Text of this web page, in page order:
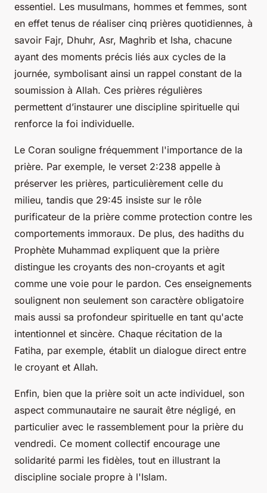
essentiel. Les musulmans, hommes et femmes, sont
en effet tenus de réaliser cinq prières quotidiennes, à
savoir Fajr, Dhuhr, Asr, Maghrib et Isha, chacune
ayant des moments précis liés aux cycles de la
journée, symbolisant ainsi un rappel constant de la
soumission à Allah. Ces prières régulières
permettent d’instaurer une discipline spirituelle qui
renforce la foi individuelle.
Le Coran souligne fréquemment l'importance de la
prière. Par exemple, le verset 2:238 appelle à
préserver les prières, particulièrement celle du
milieu, tandis que 29:45 insiste sur le rôle
purificateur de la prière comme protection contre les
comportements immoraux. De plus, des hadiths du
Prophète Muhammad expliquent que la prière
distingue les croyants des non-croyants et agit
comme une voie pour le pardon. Ces enseignements
soulignent non seulement son caractère obligatoire
mais aussi sa profondeur spirituelle en tant qu'acte
intentionnel et sincère. Chaque récitation de la
Fatiha, par exemple, établit un dialogue direct entre
le croyant et Allah.
Enfin, bien que la prière soit un acte individuel, son
aspect communautaire ne saurait être négligé, en
particulier avec le rassemblement pour la prière du
vendredi. Ce moment collectif encourage une
solidarité parmi les fidèles, tout en illustrant la
discipline sociale propre à l'Islam.